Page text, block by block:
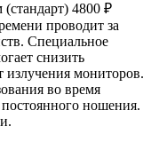
4800 ₽
проводит за
Специальное
снизить
излучения мониторов.
во время
ношения.